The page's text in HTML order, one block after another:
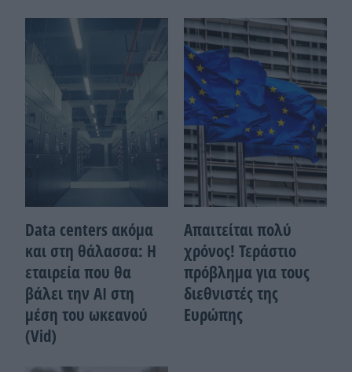
Data centers ακόμα
και στη θάλασσα: Η
εταιρεία που θα
βάλει την ΑΙ στη
μέση του ωκεανού
(Vid)
Απαιτείται πολύ
χρόνος! Τεράστιο
πρόβλημα για τους
διεθνιστές της
Ευρώπης